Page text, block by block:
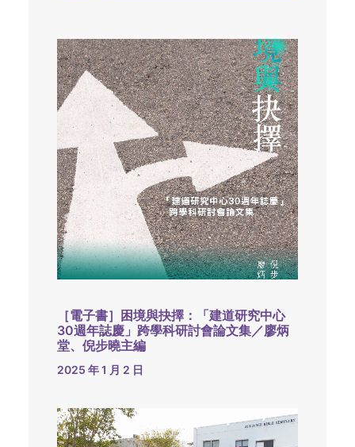
［電子書］困境與抉擇：「建道研究中心
30週年誌慶」跨學科研討會論文集／廖炳
堂、倪步曉主編
2025 年 1 月 2 日